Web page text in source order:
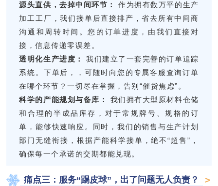
源头直供，去掉中间环节：
作为拥有数万平的生产
加工工厂，我们接单后直接排产，省去所有中间商
沟通和周转时间。您的订单进度，由我们直接对
接，信息传递零误差。
透明化生产进度：
我们建立了一套完善的订单追踪
系统。下单后，，可随时向您的专属客服查询订单
在哪个环节？一切尽在掌握，告别“催货焦虑”。
科学的产能规划与备库：
我们拥有大型原材料仓储
和合理的半成品库存，对于常规牌号、规格的订
单，能够快速响应。同时，我们的销售与生产计划
部门无缝衔接，根据产能科学接单，绝不“超售”，
确保每一个承诺的交期都能兑现。
痛点三：服务“踢皮球”，出了问题无人负责？